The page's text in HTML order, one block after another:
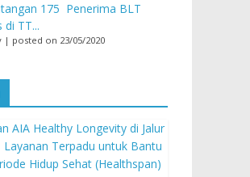
175 Penerima BLT
di TT...
| posted on 23/05/2020